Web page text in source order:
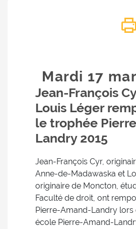
Mardi 17
Jean-François
Louis Léger
le trophée
Landry 2015
Jean-François Cyr,
Anne-de-Madawaska et
originaire de Moncton,
Faculté de droit, ont
Pierre-Amand-Landry
école Pierre-Amand-